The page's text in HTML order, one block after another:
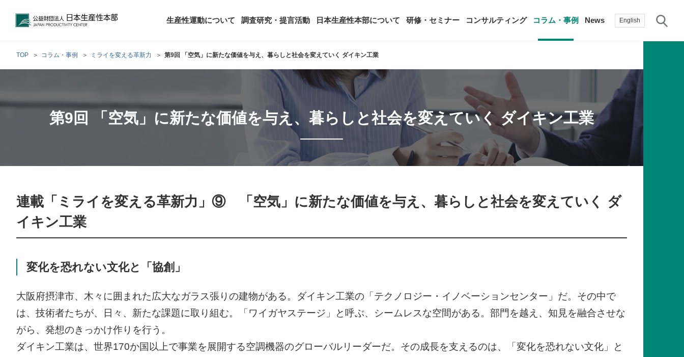
公益財団法人日本生産性本部 English
生産性運動について
調査研究・提言活動 日本生産性本部について 研修・セミナー コンサルティング コラム・事例 News
について
生産性とは
生産性運動とは
年頭会長所感
生産性シンポジウム
国際連携・国際交流活動
活動組織
過去の活動実績
生産性新聞
綱領・宣言集
生産性白書
調査研究・提言活動
最新の調査研究・提言活動
生産性に関する研究
働く人のメンタルヘルスに関する調査
顧客満足度調査（JCSI）
レジャー白書
雇用・賃金に関する調査研究・提言
自治体に関する調査研究・提言
その他の調査研究・提言
について
評議員・理事・監事一覧
定款および業務・財務に関する資料
SDGsへの取り組み
日本生産性本部とは
アクセス
全国の生産性機関
賛助会員
採用情報
書籍
手帳
研修・セミナー
階層別研修
テーマ別研修
来月の研修・セミナー
アーカイブ研修・セミナー
オーダーメイド研修（企業内研修）
主な研修会場地図
コンサルティング 経営コンサルタント養成事業
コンサルタント紹介
経営コンサルタント候補について
TOP コラム・事例 ミライを変える革新力 第9回 「空気」に新たな価値を与え、暮らしと社会を変えていく ダイキン工業
第9回 「空気」に新たな価値を与え、暮らしと社会を変えていく ダイキン工業
連載「ミライを変える革新力」⑨ 「空気」に新たな価値を与え、暮らしと社会を変えていく ダ
イキン工業
変化を恐れない文化と「協創」
大阪府摂津市、木々に囲まれた広大なガラス張りの建物がある。ダイキン工業の「テクノロジー・イノベーションセンター」だ。その中で
は、技術者たちが、日々、新たな課題に取り組む。「ワイガヤステージ」と呼ぶ、シームレスな空間がある。部門を越え、知見を融合させな
がら、発想のきっかけ作りを行う。
ダイキン工業は、世界170か国以上で事業を展開する空調機器のグローバルリーダーだ。その成長を支えるのは、「変化を恐れない文化」と